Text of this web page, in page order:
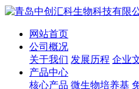
网站首页
公司概况
关于我们 发展历程 企业
产品中心
核心产品 微生物培养基